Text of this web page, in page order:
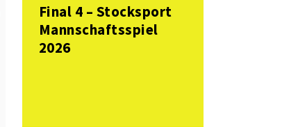
Final 4 – Stocksport
Mannschaftsspiel
2026